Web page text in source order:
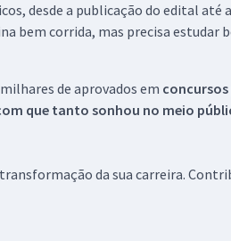
desde a publicação do edital
bem corrida, mas precisa estudar
de aprovados em
que tanto sonhou no meio
da sua carreira.